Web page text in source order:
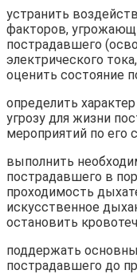
устранить
факто­ров,
пострадавшего
электрического
оценить состояние
определить
угрозу для жизни
мероприятий по его
выполнить
постра­давшего в
проходимость
искусственное
остановить
поддержать
пострадавшего до